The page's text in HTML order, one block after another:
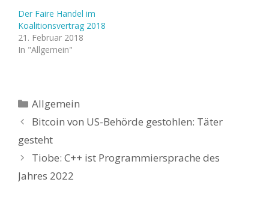
Der Faire Handel im
Koalitionsvertrag 2018
21. Februar 2018
In "Allgemein"
Kategorien
Allgemein
Bitcoin von US-Behörde gestohlen: Täter
gesteht
Tiobe: C++ ist Programmiersprache des
Jahres 2022